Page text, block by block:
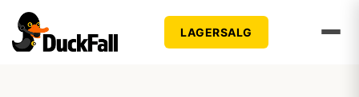
LAGERSALG